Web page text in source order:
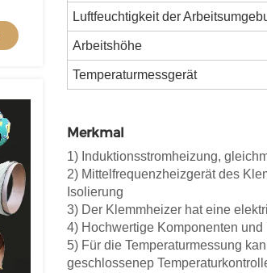
Luftfeuchtigkeit der
Arbeitshöhe
Temperaturmessgerät
Merkmal
1) Induktionsstromheizung,
2) Mittelfrequenzheizgerät des
Isolierung
3) Der Klemmheizer hat eine
4) Hochwertige Komponenten
5) Für die Temperaturmessung
geschlossenep